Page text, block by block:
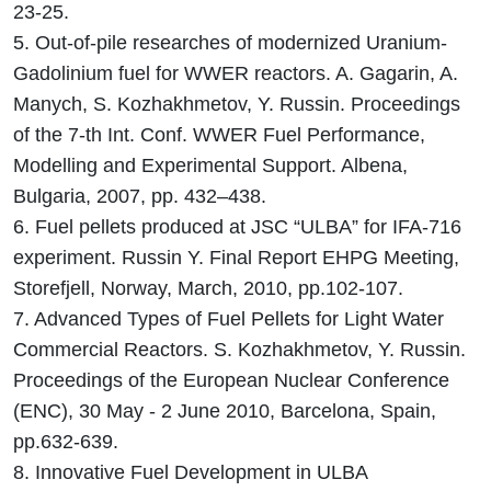
23-25.
5. Out-of-pile researches of modernized Uranium-
Gadolinium fuel for WWER reactors. A. Gagarin, A.
Manych, S. Kozhakhmetov, Y. Russin. Proceedings
of the 7-th Int. Conf. WWER Fuel Performance,
Modelling and Experimental Support. Albena,
Bulgaria, 2007, pp. 432–438.
6. Fuel pellets produced at JSC “ULBA” for IFA-716
experiment. Russin Y. Final Report EHPG Meeting,
Storefjell, Norway, March, 2010, pp.102-107.
7. Advanced Types of Fuel Pellets for Light Water
Commercial Reactors. S. Kozhakhmetov, Y. Russin.
Proceedings of the European Nuclear Conference
(ENC), 30 May - 2 June 2010, Barcelona, Spain,
pp.632-639.
8. Innovative Fuel Development in ULBA